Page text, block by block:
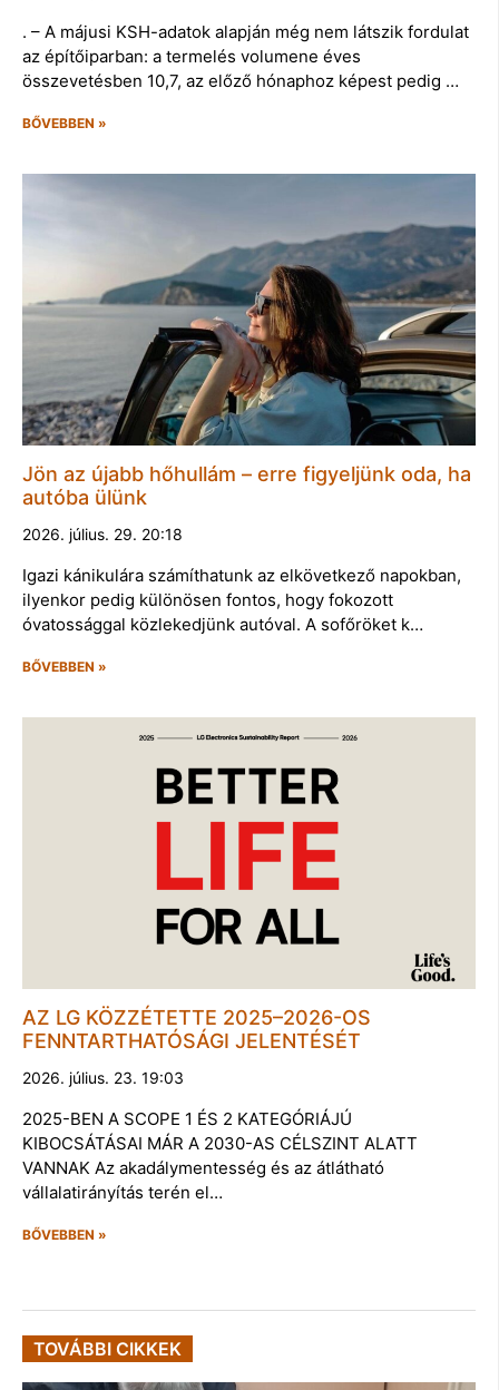
. – A májusi KSH-adatok alapján még nem látszik fordulat
az építőiparban: a termelés volumene éves
összevetésben 10,7, az előző hónaphoz képest pedig …
BŐVEBBEN »
Jön az újabb hőhullám – erre figyeljünk oda, ha
autóba ülünk
2026. július. 29. 20:18
Igazi kánikulára számíthatunk az elkövetkező napokban,
ilyenkor pedig különösen fontos, hogy fokozott
óvatossággal közlekedjünk autóval. A sofőröket k…
BŐVEBBEN »
AZ LG KÖZZÉTETTE 2025–2026-OS
FENNTARTHATÓSÁGI JELENTÉSÉT
2026. július. 23. 19:03
2025-BEN A SCOPE 1 ÉS 2 KATEGÓRIÁJÚ
KIBOCSÁTÁSAI MÁR A 2030-AS CÉLSZINT ALATT
VANNAK Az akadálymentesség és az átlátható
vállalatirányítás terén el…
BŐVEBBEN »
TOVÁBBI CIKKEK